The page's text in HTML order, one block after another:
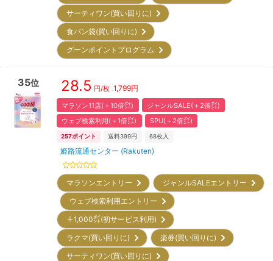
サーティワン(買い回りに)
食パン袋(買い回りに)
グーンポイントプログラム
35位 28.5 円/枚 1,799円
マラソン11店(＋10倍㌽)
ジャンルSALE(＋2倍㌽)
ウェブ検索利用(＋1倍㌽)
SPU(＋2倍㌽)
257ポイント 送料399円 68枚入
姫路流通センター (Rakuten)
マラソンエントリー
ジャンルSALEエントリー
ウェブ検索利用エントリー
＋1,000㌽(初サービス利用)
ラクマ(買い回りに)
楽券(買い回りに)
サーティワン(買い回りに)